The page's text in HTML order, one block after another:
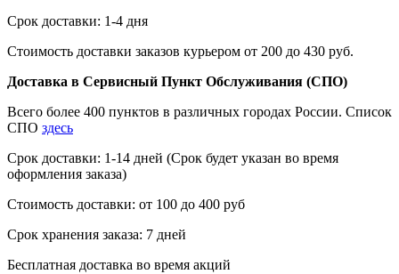
Срок доставки: 1-4 дня
Стоимость доставки заказов курьером от 200 до 430 руб.
Доставка в Сервисный Пункт Обслуживания (СПО)
Всего более 400 пунктов в различных городах России. Список
СПО здесь
Срок доставки: 1-14 дней (Срок будет указан во время
оформления заказа)
Стоимость доставки: от 100 до 400 руб
Срок хранения заказа: 7 дней
Бесплатная доставка во время акций